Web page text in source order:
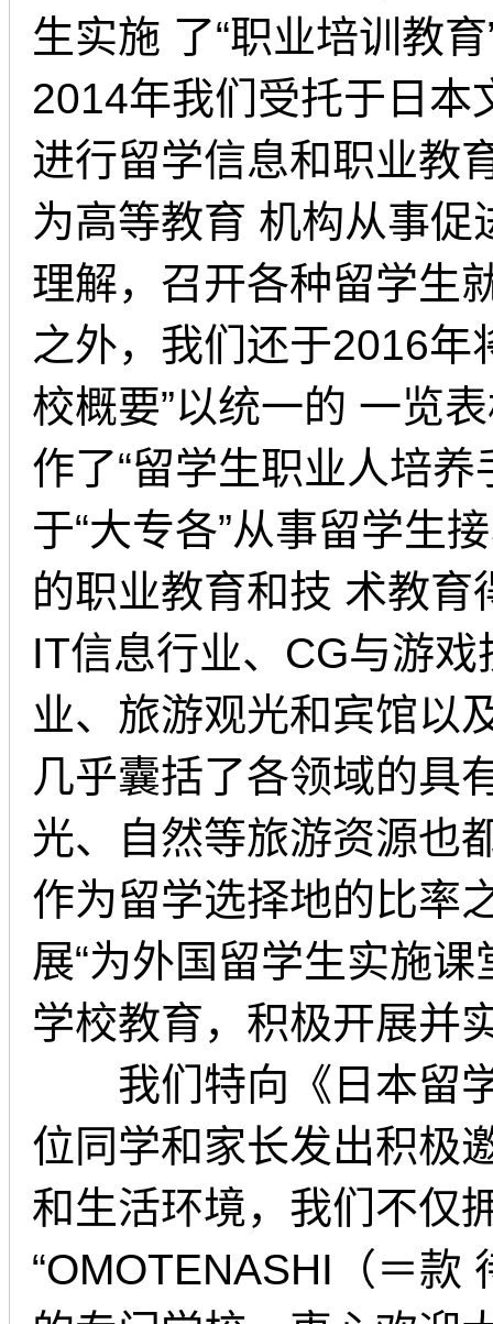
生实施 了“职业培训教
2014年我们受托于日本
进行留学信息和职业教
为高等教育 机构从事
理解，召开各种留学生
之外，我们还于2016年
校概要”以统一的 一览
作了“留学生职业人培
于“大专各”从事留学生
的职业教育和技 术教
IT信息行业、CG与游
业、旅游观光和宾馆以
几乎囊括了各领域的具
光、自然等旅游资源也
作为留学选择地的比率
展“为外国留学生实施
学校教育，积极开展并
我们特向《日本留学
位同学和家长发出积极
和生活环境，我们不仅
“OMOTENASHI（＝款